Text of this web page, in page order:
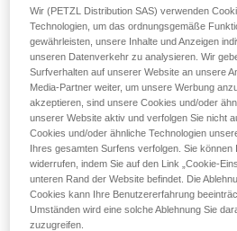
Wir (PETZL Distribution SAS) verwenden
Technologien, um das ordnungsgemäße
gewährleisten, unsere Inhalte und Anzeigen
unseren Datenverkehr zu analysieren. Wir
Surfverhalten auf unserer Website an unsere
Media-Partner weiter, um unsere Werbung
akzeptieren, sind unsere Cookies und/oder
unserer Website aktiv und verfolgen Sie nicht
Cookies und/oder ähnliche Technologien
Ihres gesamten Surfens verfolgen. Sie können
widerrufen, indem Sie auf den Link „Cookie-
unteren Rand der Website befindet. Die
Cookies kann Ihre Benutzererfahrung
Umständen wird eine solche Ablehnung Sie
zuzugreifen.